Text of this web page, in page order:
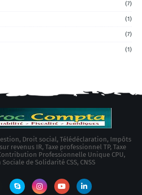
(7)
(1)
(7)
(1)
Droit social, Télédéclaration, Impôts
revenus IR, Taxe professionnel TP, Taxe
Professionnelle Unique CPU,
de Solidarité CSS, CNSS